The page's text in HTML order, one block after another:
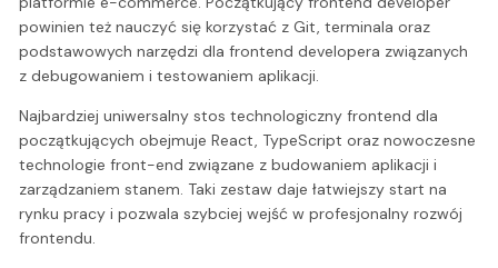
powinien też nauczyć się korzystać z Git, terminala oraz
podstawowych narzędzi dla frontend developera związanych
z debugowaniem i testowaniem aplikacji.
Najbardziej uniwersalny stos technologiczny frontend dla
początkujących obejmuje React, TypeScript oraz nowoczesne
technologie front-end związane z budowaniem aplikacji i
zarządzaniem stanem. Taki zestaw daje łatwiejszy start na
rynku pracy i pozwala szybciej wejść w profesjonalny rozwój
frontendu.